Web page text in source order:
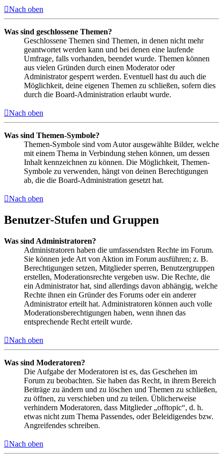
Nach oben
Was sind geschlossene Themen?
Geschlossene Themen sind Themen, in denen nicht mehr
geantwortet werden kann und bei denen eine laufende
Umfrage, falls vorhanden, beendet wurde. Themen können
aus vielen Gründen durch einen Moderator oder
Administrator gesperrt werden. Eventuell hast du auch die
Möglichkeit, deine eigenen Themen zu schließen, sofern dies
durch die Board-Administration erlaubt wurde.
Nach oben
Was sind Themen-Symbole?
Themen-Symbole sind vom Autor ausgewählte Bilder, welche
mit einem Thema in Verbindung stehen können, um dessen
Inhalt kennzeichnen zu können. Die Möglichkeit, Themen-
Symbole zu verwenden, hängt von deinen Berechtigungen
ab, die die Board-Administration gesetzt hat.
Nach oben
Benutzer-Stufen und Gruppen
Was sind Administratoren?
Administratoren haben die umfassendsten Rechte im Forum.
Sie können jede Art von Aktion im Forum ausführen; z. B.
Berechtigungen setzen, Mitglieder sperren, Benutzergruppen
erstellen, Moderationsrechte vergeben usw. Die Rechte, die
ein Administrator hat, sind allerdings davon abhängig, welche
Rechte ihnen ein Gründer des Forums oder ein anderer
Administrator erteilt hat. Administratoren können auch volle
Moderationsberechtigungen haben, wenn ihnen das
entsprechende Recht erteilt wurde.
Nach oben
Was sind Moderatoren?
Die Aufgabe der Moderatoren ist es, das Geschehen im
Forum zu beobachten. Sie haben das Recht, in ihrem Bereich
Beiträge zu ändern und zu löschen und Themen zu schließen,
zu öffnen, zu verschieben und zu teilen. Üblicherweise
verhindern Moderatoren, dass Mitglieder „offtopic“, d. h.
etwas nicht zum Thema Passendes, oder Beleidigendes bzw.
Angreifendes schreiben.
Nach oben